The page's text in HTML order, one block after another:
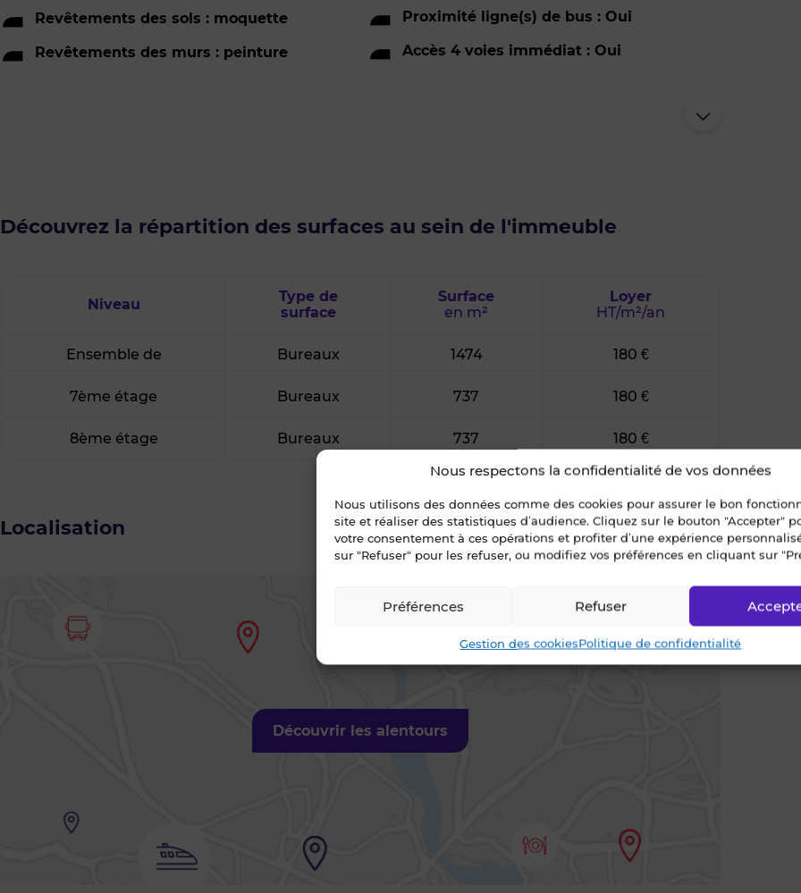
Nous respectons la confidentialité de vos données
Nous utilisons des données comme des cookies pour assurer le bon
site et réaliser des statistiques d’audience. Cliquez sur le bouton "Accepter"
votre consentement à ces opérations et profiter d’une expérience
sur "Refuser" pour les refuser, ou modifiez vos préférences en cliquant sur
Refuser
Préférences
Gestion des cookiesPolitique de confidentialité
Revêtements des sols : moquette
Revêtements des murs : peinture
Proximité ligne(s) de bus : Oui
Accès 4 voies immédiat : Oui
Découvrez la répartition des surfaces au sein de l'immeuble
Niveau
Type de
surface
Surface
en m²
Loyer
HT/m²/an
Ensemble de Bureaux 1474 180 €
7ème étage Bureaux 737 180 €
8ème étage Bureaux 737 180 €
Localisation
Découvrir les alentours